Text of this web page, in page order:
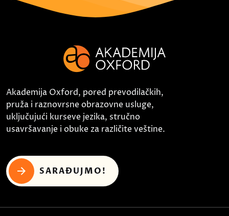
Akademija Oxford, pored prevodilačkih,
pruža i raznovrsne obrazovne usluge,
uključujući kurseve jezika, stručno
usavršavanje i obuke za različite veštine.
SARAĐUJMO!